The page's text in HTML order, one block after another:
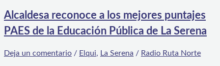
Alcaldesa reconoce a los mejores puntajes
PAES de la Educación Pública de La Serena
Deja un comentario / Elqui, La Serena / Radio Ruta Norte